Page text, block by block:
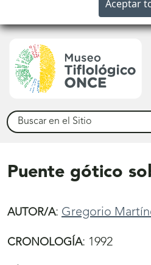
Buscar
Puente gótico
AUTOR/A: Gregorio
CRONOLOGÍA: 1992